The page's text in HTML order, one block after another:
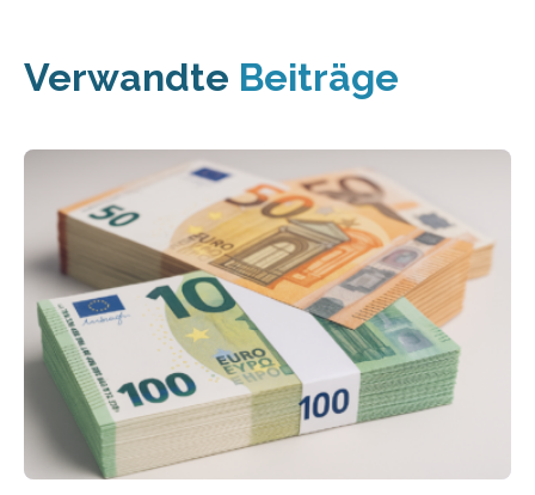
Verwandte Beiträge